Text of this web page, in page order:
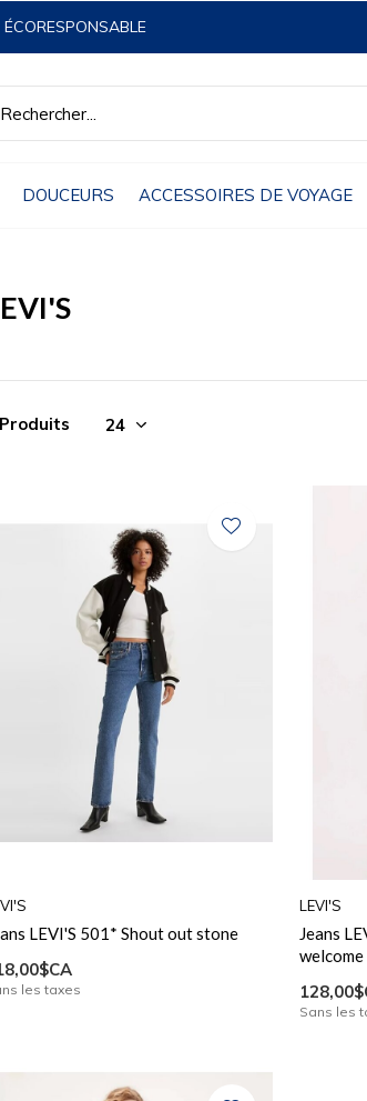
DOUCEURS ACCESSOIRES DE VOYAGE
LEVI'S 501* Shout out stone
les taxes
LEVI'S
Jeans
welcome
Sans les